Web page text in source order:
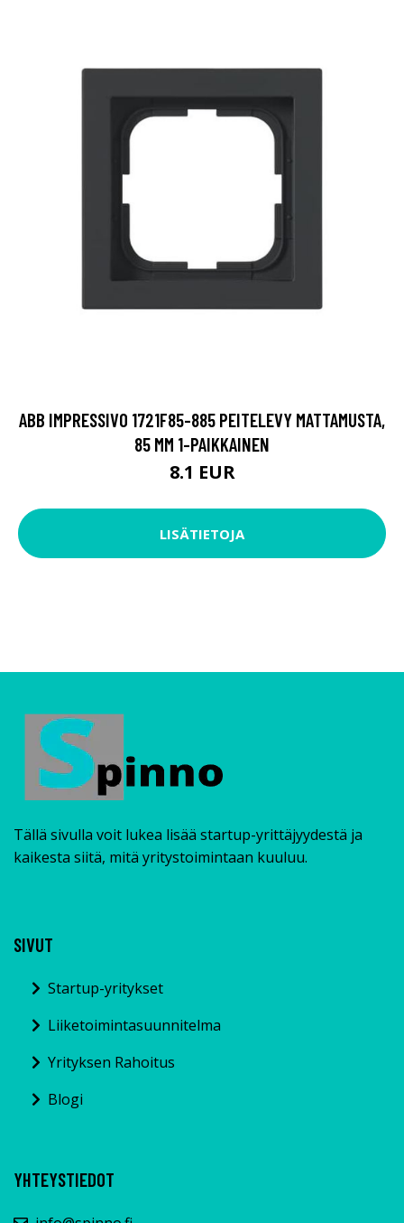
ABB IMPRESSIVO 1721F85-885 PEITELEVY MATTAMUSTA,
85 MM 1-PAIKKAINEN
8.1 EUR
LISÄTIETOJA
Tällä sivulla voit lukea lisää startup-yrittäjyydestä ja
kaikesta siitä, mitä yritystoimintaan kuuluu.
SIVUT
Startup-yritykset
Liiketoimintasuunnitelma
Yrityksen Rahoitus
Blogi
YHTEYSTIEDOT